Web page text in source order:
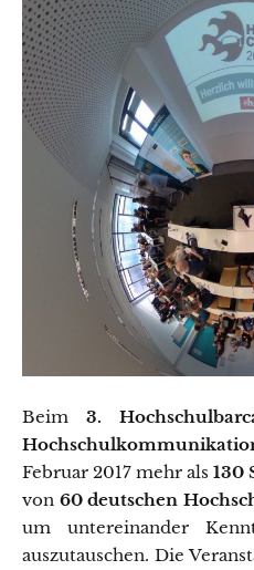
Beim 3.
Februar 2017 mehr als 130
von 60 deutschen
um untereinander
auszutauschen. Die